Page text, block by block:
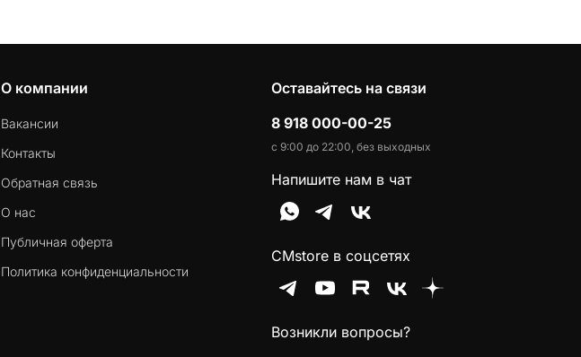
О компании
Вакансии
Контакты
Обратная связь
О нас
Публичная оферта
Политика конфиденциальности
Оставайтесь на связи
8 918 000-00-25
с 9:00 до 22:00, без выходных
Напишите нам в чат
CMstore в соцсетях
Возникли вопросы?